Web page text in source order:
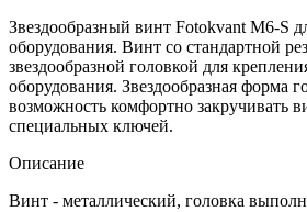
Звездообразный винт Fotokvant M6-S
оборудования. Винт со стандартной
звездообразной головкой для
оборудования. Звездообразная форма
возможность комфортно закручивать
специальных ключей.
Описание
Винт - металлический, головка